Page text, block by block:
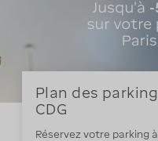
Plan des
CDG
Réservez votre parking